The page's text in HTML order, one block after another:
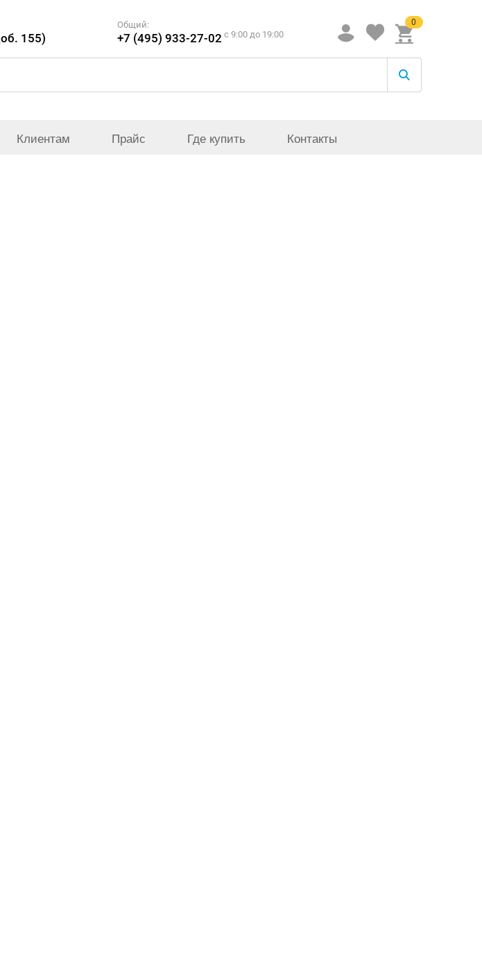
155)
Общий:
+7 (495) 933-27-02 c 9:00 до 19:00
0
Клиентам Прайс Где купить Контакты